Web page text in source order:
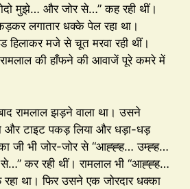
मुझे… और जोर से…” कह रही थीं।
लगातार धक्के पेल रहा था।
हिलाकर मजे से चूत मरवा रही थीं।
की हाँफने की आवाजें पूरे कमरे में
रामलाल झड़ने वाला था। उसने
और टाइट पकड़ लिया और धड़ा-धड़
जी भी जोर-जोर से “आह्ह्ह… उम्ह्ह…
कर रही थीं। रामलाल भी “आह्ह्ह…
था। फिर उसने एक जोरदार धक्का